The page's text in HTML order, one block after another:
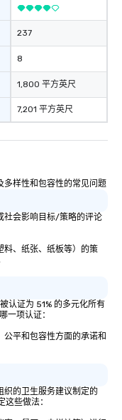
237
8
1,800 平方英尺
7,201 平方英尺
多样性和包容性的常见问题
社会影响目标/策略的评论
、纸张、纸板等）的策
认证为 51% 的多元化所有
一项认证：
平和包容性方面的承诺和
的卫生服务建议制定的
些做法：